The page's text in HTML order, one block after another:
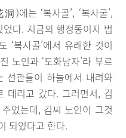
)에는 ‘복사골’, ‘복사굴’,
었다. 지금의 행정동이자 법
‘복사골’에서 유래한 것이
노인과 ‘도화낭자’라 부르
선관들이 하늘에서 내려와
데리고 갔다. 그러면서, 김
었는데, 김씨 노인이 그것
되었다고 한다.